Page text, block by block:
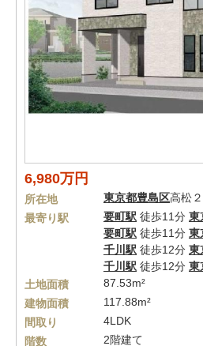
6,980万円
所在地 東京都豊島区高松
最寄り駅
要町駅 徒歩11分 東
要町駅 徒歩11分 東
千川駅 徒歩12分 東
千川駅 徒歩12分 東
土地面積
87.53m²
建物面積
117.88m²
間取り
4LDK
階数
2階建て